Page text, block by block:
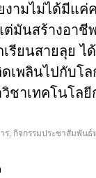
งามไม่ได้มีแค่
ต่มันสร้างอาชี
รียนสายลุย ไ
ดเพลินไปกับโ
ชาเทคโนโลยี
ร,กิจกรรมประชาสัมพันธ์